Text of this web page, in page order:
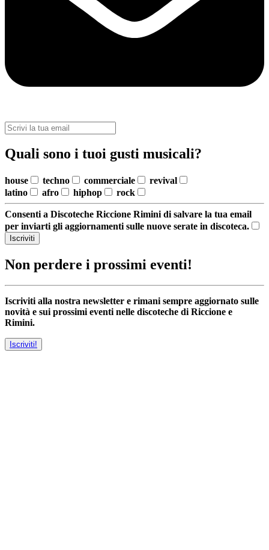
Quali sono i tuoi gusti musicali?
house techno commerciale
revival
latino
afro hiphop rock
Consenti a Discoteche Riccione Rimini di salvare la tua email
per inviarti gli aggiornamenti sulle nuove serate in discoteca.
Iscriviti
Non perdere i prossimi eventi!
Iscriviti alla nostra newsletter e rimani sempre aggiornato sulle
novità e sui prossimi eventi nelle discoteche di Riccione e
Rimini.
Iscriviti!